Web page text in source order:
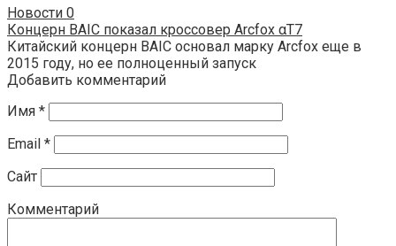
Новости 0
Концерн BAIC показал кроссовер Arcfox αT7
Китайский концерн BAIC основал марку Arcfox еще в
2015 году, но ее полноценный запуск
Добавить комментарий
Имя *
Email *
Сайт
Комментарий